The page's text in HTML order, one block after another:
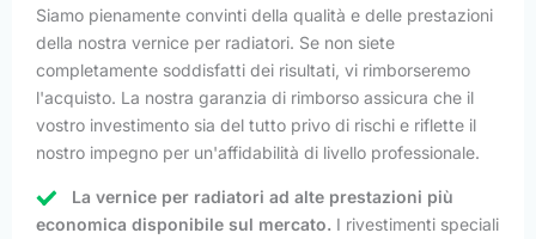
Siamo pienamente convinti della qualità e delle prestazioni
della nostra vernice per radiatori. Se non siete
completamente soddisfatti dei risultati, vi rimborseremo
l'acquisto. La nostra garanzia di rimborso assicura che il
vostro investimento sia del tutto privo di rischi e riflette il
nostro impegno per un'affidabilità di livello professionale.
La vernice per radiatori ad alte prestazioni più
economica disponibile sul mercato. I rivestimenti speciali